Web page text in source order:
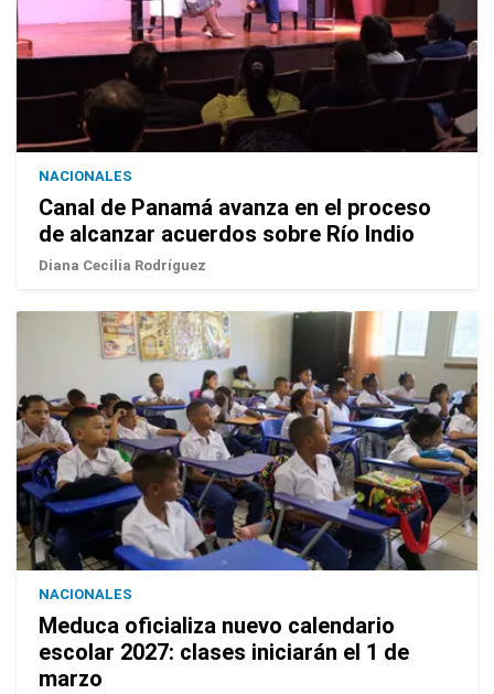
NACIONALES
Canal de Panamá avanza en el proceso
de alcanzar acuerdos sobre Río Indio
Diana Cecilia Rodríguez
NACIONALES
Meduca oficializa nuevo calendario
escolar 2027: clases iniciarán el 1 de
marzo